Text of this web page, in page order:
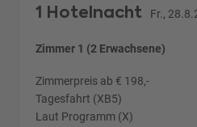
1 Hotelnacht Fr.,
Zimmer 1 (2 Erwachsene)
Zimmerpreis ab € 198,-
Tagesfahrt (XB5)
Laut Programm (X)